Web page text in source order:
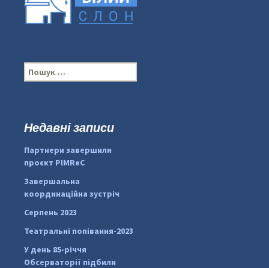
П
о
:Недавні записи
Партнери завершили
проєкт PIMReC
Завершальна
координаційна зустріч
Серпень 2023
Театральні попівання-2023
У день 85-річчя
Обсерваторії підбили